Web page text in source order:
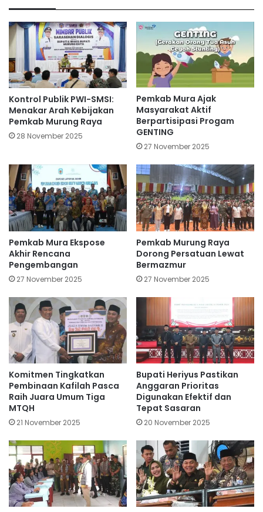
Kontrol Publik PWI-SMSI:
Menakar Arah Kebijakan
Pemkab Murung Raya
28 November 2025
Pemkab Mura Ajak
Masyarakat Aktif
Berpartisipasi Progam
GENTING
27 November 2025
Pemkab Mura Ekspose
Akhir Rencana
Pengembangan
27 November 2025
Pemkab Murung Raya
Dorong Persatuan Lewat
Bermazmur
27 November 2025
Komitmen Tingkatkan
Pembinaan Kafilah Pasca
Raih Juara Umum Tiga
MTQH
21 November 2025
Bupati Heriyus Pastikan
Anggaran Prioritas
Digunakan Efektif dan
Tepat Sasaran
20 November 2025